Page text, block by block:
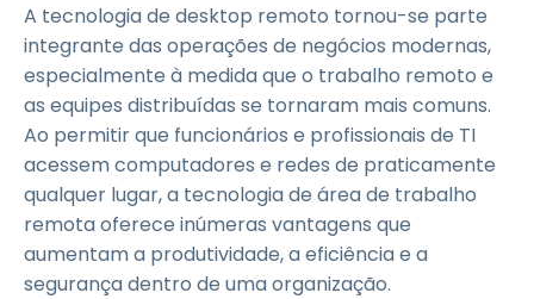
A tecnologia de desktop remoto tornou-se parte
integrante das operações de negócios modernas,
especialmente à medida que o trabalho remoto e
as equipes distribuídas se tornaram mais comuns.
Ao permitir que funcionários e profissionais de TI
acessem computadores e redes de praticamente
qualquer lugar, a tecnologia de área de trabalho
remota oferece inúmeras vantagens que
aumentam a produtividade, a eficiência e a
segurança dentro de uma organização.